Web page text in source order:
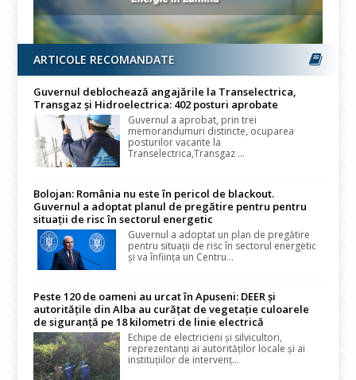
ARTICOLE RECOMANDATE
Guvernul deblochează angajările la Transelectrica,
Transgaz și Hidroelectrica: 402 posturi aprobate
Guvernul a aprobat, prin trei
memorandumuri distincte, ocuparea
posturilor vacante la
Transelectrica,Transgaz ...
Bolojan: România nu este în pericol de blackout.
Guvernul a adoptat planul de pregătire pentru pentru
situații de risc în sectorul energetic
Guvernul a adoptat un plan de pregătire
pentru situații de risc în sectorul energetic
și va înființa un Centru...
Peste 120 de oameni au urcat în Apuseni: DEER și
autoritățile din Alba au curățat de vegetație culoarele
de siguranță pe 18 kilometri de linie electrică
Echipe de electricieni și silvicultori,
reprezentanți ai autorităților locale și ai
instituțiilor de intervenț...